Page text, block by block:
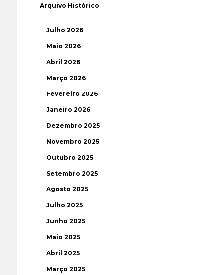
Arquivo Histórico
Julho 2026
Maio 2026
Abril 2026
Março 2026
Fevereiro 2026
Janeiro 2026
Dezembro 2025
Novembro 2025
Outubro 2025
Setembro 2025
Agosto 2025
Julho 2025
Junho 2025
Maio 2025
Abril 2025
Março 2025